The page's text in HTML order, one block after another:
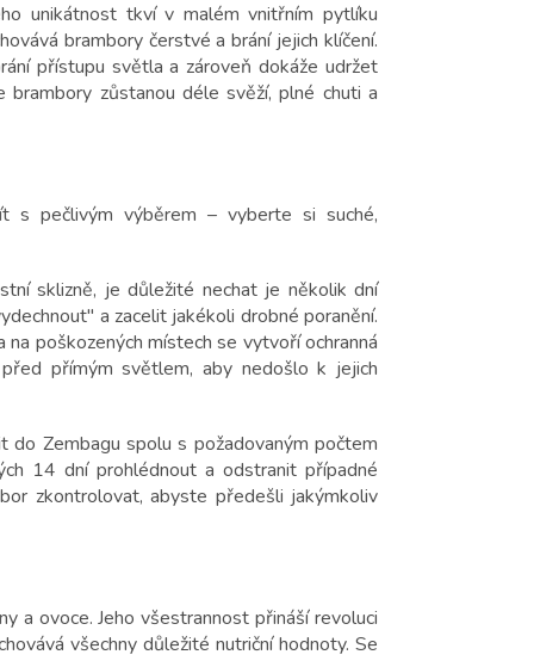
unikátnost tkví v malém vnitřním pytlíku
brambory čerstvé a brání jejich klíčení.
přístupu světla a zároveň dokáže udržet
zůstanou déle svěží, plné chuti a
s pečlivým výběrem – vyberte si suché,
sklizně, je důležité nechat je několik dní
a zacelit jakékoli drobné poranění.
poškozených místech se vytvoří ochranná
přímým světlem, aby nedošlo k jejich
Zembagu spolu s požadovaným počtem
14 dní prohlédnout a odstranit případné
zkontrolovat, abyste předešli jakýmkoliv
a ovoce. Jeho všestrannost přináší revoluci
všechny důležité nutriční hodnoty. Se